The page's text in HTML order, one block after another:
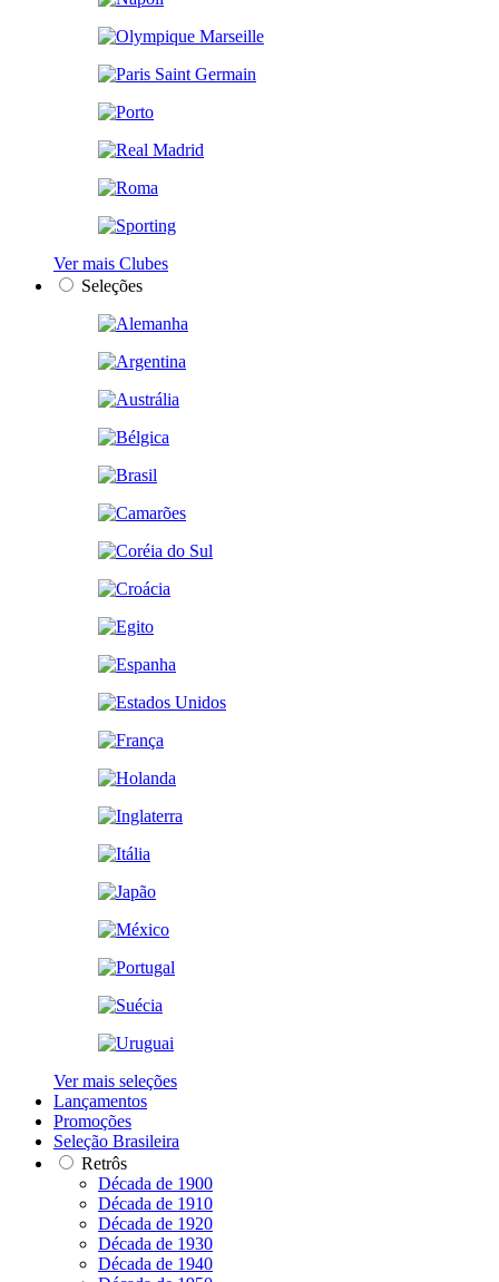
Ver mais Clubes
Seleções
Ver mais seleções
Lançamentos
Promoções
Seleção Brasileira
Retrôs
Década de 1900
Década de 1910
Década de 1920
Década de 1930
Década de 1940